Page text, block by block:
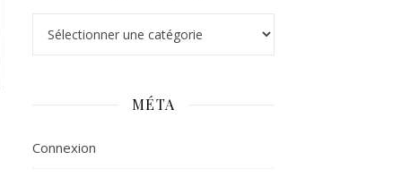
MÉTA
Connexion